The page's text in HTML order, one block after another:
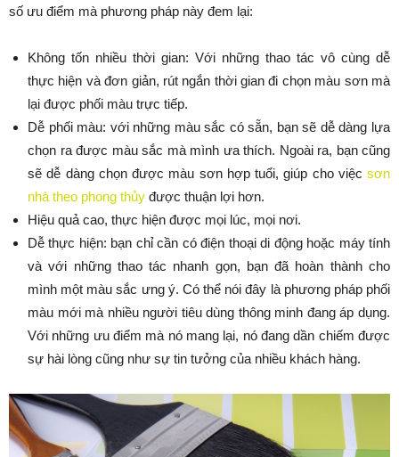
số ưu điểm mà phương pháp này đem lại:
Không tốn nhiều thời gian: Với những thao tác vô cùng dễ
thực hiện và đơn giản, rút ngắn thời gian đi chọn màu sơn mà
lại được phối màu trực tiếp.
Dễ phối màu: với những màu sắc có sẵn, bạn sẽ dễ dàng lựa
chọn ra được màu sắc mà mình ưa thích. Ngoài ra, bạn cũng
sẽ dễ dàng chọn được màu sơn hợp tuổi, giúp cho việc sơn
nhà theo phong thủy được thuận lợi hơn.
Hiệu quả cao, thực hiện được mọi lúc, mọi nơi.
Dễ thực hiện: bạn chỉ cần có điện thoại di động hoặc máy tính
và với những thao tác nhanh gọn, bạn đã hoàn thành cho
mình một màu sắc ưng ý. Có thể nói đây là phương pháp phối
màu mới mà nhiều người tiêu dùng thông minh đang áp dụng.
Với những ưu điểm mà nó mang lại, nó đang dần chiếm được
sự hài lòng cũng như sự tin tưởng của nhiều khách hàng.